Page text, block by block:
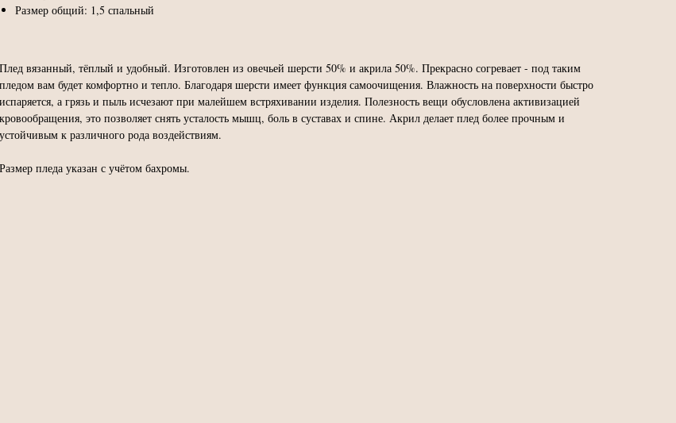
Размер общий: 1,5 спальный
Плед вязанный, тёплый и удобный. Изготовлен из овечьей шерсти 50% и акрила 50%. Прекрасно согревает - под таким
пледом вам будет комфортно и тепло. Благодаря шерсти имеет функция самоочищения. Влажность на поверхности быстро
испаряется, а грязь и пыль исчезают при малейшем встряхивании изделия. Полезность вещи обусловлена активизацией
кровообращения, это позволяет снять усталость мышц, боль в суставах и спине. Акрил делает плед более прочным и
устойчивым к различного рода воздействиям.
Размер пледа указан с учётом бахромы.